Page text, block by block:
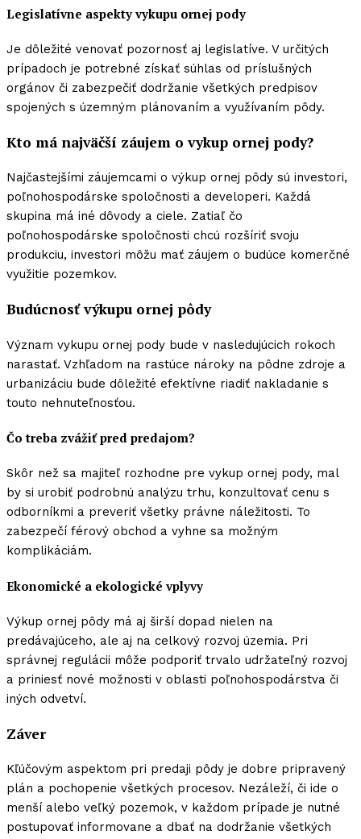
Legislatívne aspekty vykupu ornej pody
Je dôležité venovať pozornosť aj legislatíve. V určitých
prípadoch je potrebné získať súhlas od príslušných
orgánov či zabezpečiť dodržanie všetkých predpisov
spojených s územným plánovaním a využívaním pôdy.
Kto má najväčší záujem o vykup ornej pody?
Najčastejšími záujemcami o výkup ornej pôdy sú investori,
poľnohospodárske spoločnosti a developeri. Každá
skupina má iné dôvody a ciele. Zatiaľ čo
poľnohospodárske spoločnosti chcú rozšíriť svoju
produkciu, investori môžu mať záujem o budúce komerčné
využitie pozemkov.
Budúcnosť výkupu ornej pôdy
Význam vykupu ornej pody bude v nasledujúcich rokoch
narastať. Vzhľadom na rastúce nároky na pôdne zdroje a
urbanizáciu bude dôležité efektívne riadiť nakladanie s
touto nehnuteľnosťou.
Čo treba zvážiť pred predajom?
Skôr než sa majiteľ rozhodne pre vykup ornej pody, mal
by si urobiť podrobnú analýzu trhu, konzultovať cenu s
odborníkmi a preveriť všetky právne náležitosti. To
zabezpečí férový obchod a vyhne sa možným
komplikáciám.
Ekonomické a ekologické vplyvy
Výkup ornej pôdy má aj širší dopad nielen na
predávajúceho, ale aj na celkový rozvoj územia. Pri
správnej regulácii môže podporiť trvalo udržateľný rozvoj
a priniesť nové možnosti v oblasti poľnohospodárstva či
iných odvetví.
Záver
Kľúčovým aspektom pri predaji pôdy je dobre pripravený
plán a pochopenie všetkých procesov. Nezáleží, či ide o
menší alebo veľký pozemok, v každom prípade je nutné
postupovať informovane a dbať na dodržanie všetkých